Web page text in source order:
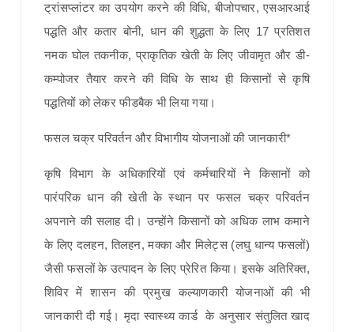
ट्रांसप्लांटर का उपयोग करने की विधि, बीजोपचार, एसआरआई
पद्धति और कतार बोनी, धान की शुद्धता के लिए 17 प्रतिशत
नमक घोल तकनीक, प्राकृतिक खेती के लिए जीवामृत और डी-
कम्पोजर तैयार करने की विधि के साथ ही किसानों से कृषि
पद्धतियों को लेकर फीडबैक भी लिया गया।
फसल चक्र परिवर्तन और विभागीय योजनाओं की जानकारी*
कृषि विभाग के अधिकारियों एवं कर्मचारियों ने किसानों को
पारंपरिक धान की खेती के स्थान पर फसल चक्र परिवर्तन
अपनाने की सलाह दी। उन्होंने किसानों को अधिक लाभ कमाने
के लिए दलहन, तिलहन, मक्का और मिलेट्स (लघु धान्य फसलों)
जैसी फसलों के उत्पादन के लिए प्रेरित किया। इसके अतिरिक्त,
शिविर में शासन की प्रमुख कल्याणकारी योजनाओं की भी
जानकारी दी गई। मृदा स्वास्थ्य कार्ड के अनुसार संतुलित खाद